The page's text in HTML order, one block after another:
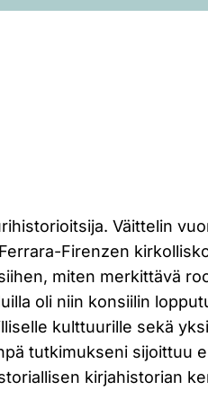
Väittelin
Firenzen
miten merkittävä
oli niin konsiilin
kulttuurille sekä
tutkimukseni sijoittuu
kirjahistorian